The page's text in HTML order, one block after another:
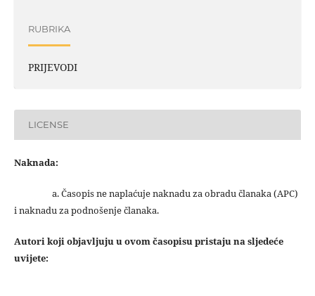
RUBRIKA
PRIJEVODI
LICENSE
Naknada:
a. Časopis ne naplaćuje naknadu za obradu članaka (APC)
i naknadu za podnošenje članaka.
Autori koji objavljuju u ovom časopisu pristaju na sljedeće
uvijete: